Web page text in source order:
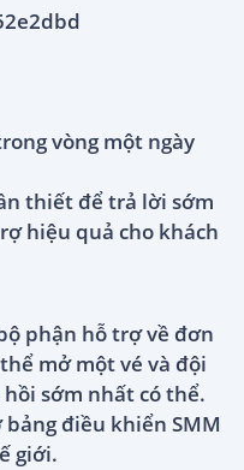
vòng một ngày
thiết để trả lời sớm
hiệu quả cho khách
phận hỗ trợ về đơn
mở một vé và đội
sớm nhất có thể.
điều khiển SMM
giới.